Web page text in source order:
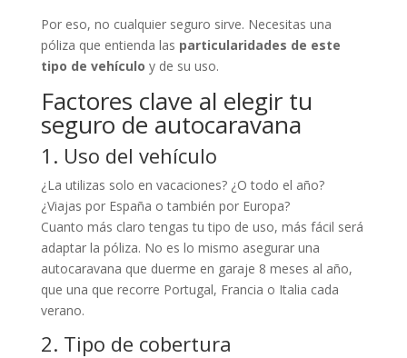
Por eso, no cualquier seguro sirve. Necesitas una
póliza que entienda las particularidades de este
tipo de vehículo y de su uso.
Factores clave al elegir tu
seguro de autocaravana
1. Uso del vehículo
¿La utilizas solo en vacaciones? ¿O todo el año?
¿Viajas por España o también por Europa?
Cuanto más claro tengas tu tipo de uso, más fácil será
adaptar la póliza. No es lo mismo asegurar una
autocaravana que duerme en garaje 8 meses al año,
que una que recorre Portugal, Francia o Italia cada
verano.
2. Tipo de cobertura